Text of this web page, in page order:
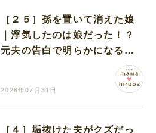
［２５］孫を置いて消えた娘
｜浮気したのは娘だった！？
元夫の告白で明らかになる本
性に気持ちが追いつかない
2026年07月31日
［４］垢抜けた夫がクズだっ